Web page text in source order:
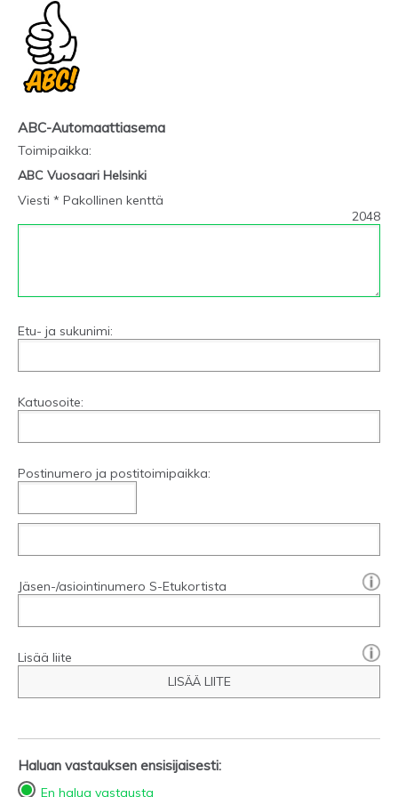
ABC-Automaattiasema
Toimipaikka:
ABC Vuosaari Helsinki
Viesti * Pakollinen kenttä
2048
Etu- ja sukunimi:
Katuosoite:
Postinumero ja postitoimipaikka:
Jäsen-/asiointinumero S-Etukortista
Lisää liite
LISÄÄ LIITE
Haluan vastauksen ensisijaisesti:
En halua vastausta